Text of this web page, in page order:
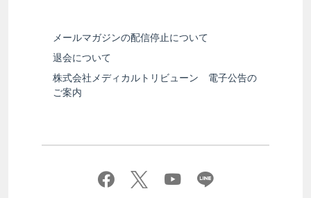
メールマガジンの配信停止について
退会について
株式会社メディカルトリビューン 電子公告の
ご案内